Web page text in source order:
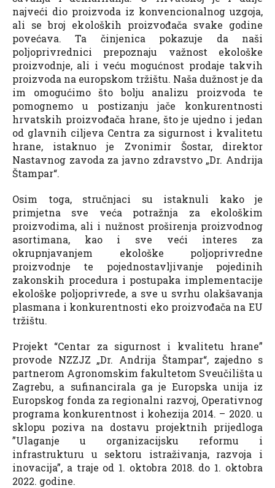
najveći dio proizvoda iz konvencionalnog uzgoja,
ali se broj ekoloških proizvođača svake godine
povećava. Ta činjenica pokazuje da naši
poljoprivrednici prepoznaju važnost ekološke
proizvodnje, ali i veću mogućnost prodaje takvih
proizvoda na europskom tržištu. Naša dužnost je da
im omogućimo što bolju analizu proizvoda te
pomognemo u postizanju jače konkurentnosti
hrvatskih proizvođača hrane, što je ujedno i jedan
od glavnih ciljeva Centra za sigurnost i kvalitetu
hrane, istaknuo je Zvonimir Šostar, direktor
Nastavnog zavoda za javno zdravstvo „Dr. Andrija
Štampar“.
Osim toga, stručnjaci su istaknuli kako je
primjetna sve veća potražnja za ekološkim
proizvodima, ali i nužnost proširenja proizvodnog
asortimana, kao i sve veći interes za
okrupnjavanjem ekološke poljoprivredne
proizvodnje te pojednostavljivanje pojedinih
zakonskih procedura i postupaka implementacije
ekološke poljoprivrede, a sve u svrhu olakšavanja
plasmana i konkurentnosti eko proizvođača na EU
tržištu.
Projekt “Centar za sigurnost i kvalitetu hrane”
provode NZZJZ „Dr. Andrija Štampar“, zajedno s
partnerom Agronomskim fakultetom Sveučilišta u
Zagrebu, a sufinancirala ga je Europska unija iz
Europskog fonda za regionalni razvoj, Operativnog
programa konkurentnost i kohezija 2014. – 2020. u
sklopu poziva na dostavu projektnih prijedloga
”Ulaganje u organizacijsku reformu i
infrastrukturu u sektoru istraživanja, razvoja i
inovacija”, a traje od 1. oktobra 2018. do 1. oktobra
2022. godine.